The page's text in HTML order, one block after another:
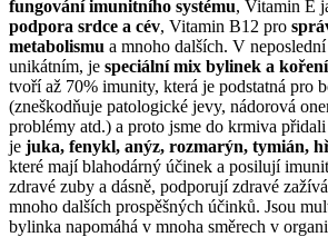
fungování imunitního systému, Vitamin E
podpora srdce a cév, Vitamin B12 pro
metabolismu a mnoho dalších. V
unikátním, je speciální mix bylinek a
tvoří až 70% imunity, která je podstatná pro
(zneškodňuje patologické jevy, nádorová
problémy atd.) a proto jsme do krmiva
je juka, fenykl, anýz, rozmarýn, tymián,
které mají blahodárný účinek a posilují
zdravé zuby a dásně, podporují zdravé
mnoho dalších prospěšných účinků. Jsou
bylinka napomáhá v mnoha směrech v